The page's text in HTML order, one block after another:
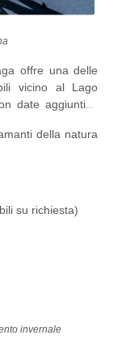
offre una delle
vicino al Lago
date aggiuntive
innevati ai
della luna.
della natura
su richiesta)
invernale